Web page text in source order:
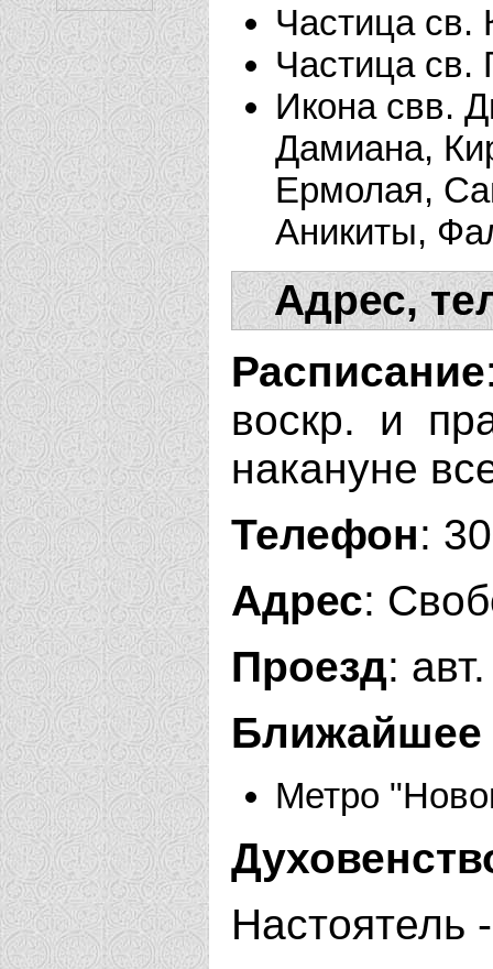
Частица св.
Частица св.
Икона свв.
Дамиана,
Ермолая,
Аникиты,
Адрес,
Расписание
воскр. и
накануне
Телефон:
Адрес:
Проезд:
Ближайшее
Метро
Настоятель